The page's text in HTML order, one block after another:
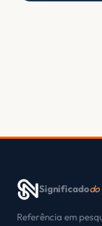
Significadodo
Referência em